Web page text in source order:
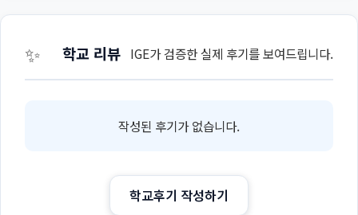
✨ 학교 리뷰 IGE가 검증한 실제 후기를 보여드립니다.
작성된 후기가 없습니다.
학교후기 작성하기